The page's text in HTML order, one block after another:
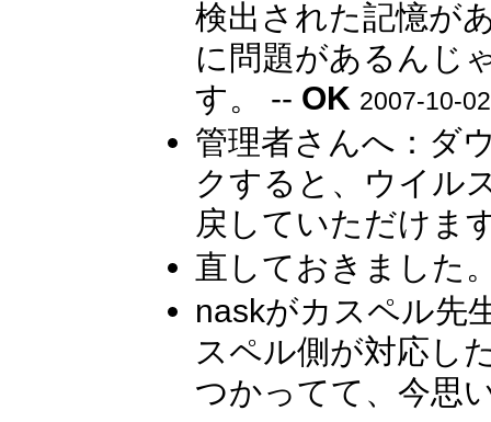
検出された記憶が
に問題があるんじ
す。 -- OK 2007-10-
管理者さんへ：ダ
クすると、ウイル
戻していただけま
直しておきました
naskがカスペル先
スペル側が対応し
つかってて、今思